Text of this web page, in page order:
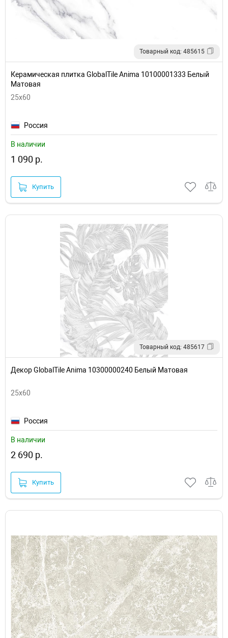
Товарный код: 485615
Керамическая плитка GlobalTile Anima 10100001333 Белый
Матовая
25x60
Россия
В наличии
1 090 р.
Купить
Товарный код: 485617
Декор GlobalTile Anima 10300000240 Белый Матовая
25x60
Россия
В наличии
2 690 р.
Купить